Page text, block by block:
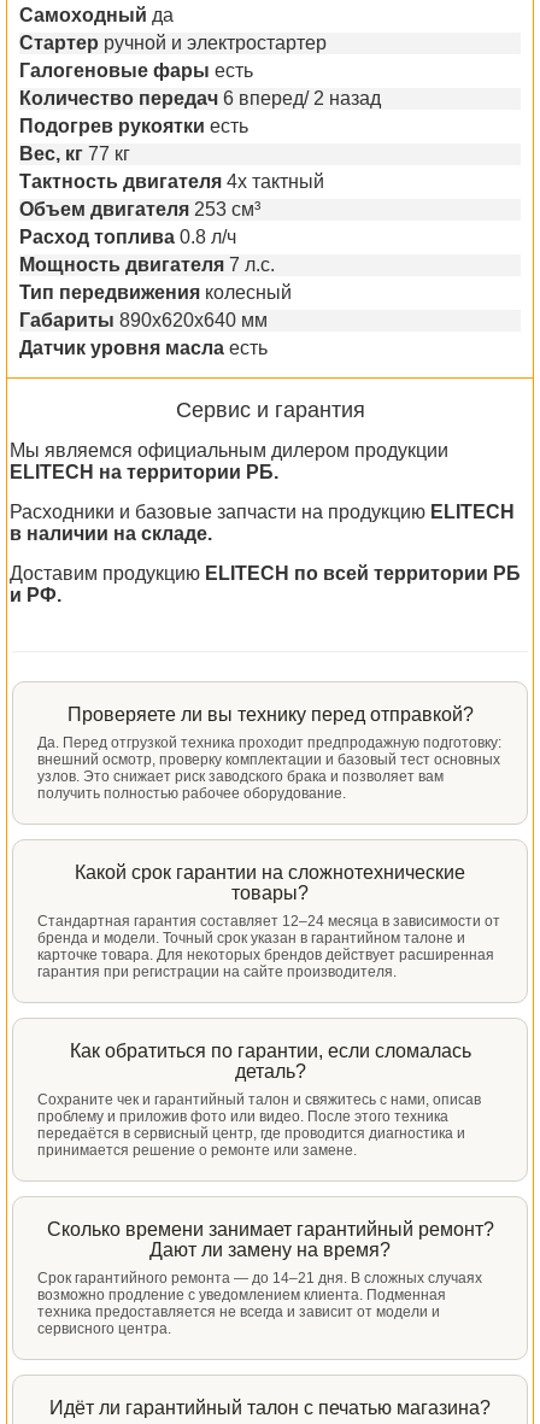
Самоходный да
Стартер ручной и электростартер
Галогеновые фары есть
Количество передач 6 вперед/ 2 назад
Подогрев рукоятки есть
Вес, кг 77 кг
Тактность двигателя 4х тактный
Объем двигателя 253 см³
Расход топлива 0.8 л/ч
Мощность двигателя 7 л.с.
Тип передвижения колесный
Габариты 890х620х640 мм
Датчик уровня масла есть
Сервис и гарантия
Мы являемся официальным дилером продукции
ELITECH на территории РБ.
Расходники и базовые запчасти на продукцию ELITECH
в наличии на складе.
Доставим продукцию ELITECH по всей территории РБ
и РФ.
Проверяете ли вы технику перед отправкой?
Да. Перед отгрузкой техника проходит предпродажную подготовку:
внешний осмотр, проверку комплектации и базовый тест основных
узлов. Это снижает риск заводского брака и позволяет вам
получить полностью рабочее оборудование.
Какой срок гарантии на сложнотехнические
товары?
Стандартная гарантия составляет 12–24 месяца в зависимости от
бренда и модели. Точный срок указан в гарантийном талоне и
карточке товара. Для некоторых брендов действует расширенная
гарантия при регистрации на сайте производителя.
Как обратиться по гарантии, если сломалась
деталь?
Сохраните чек и гарантийный талон и свяжитесь с нами, описав
проблему и приложив фото или видео. После этого техника
передаётся в сервисный центр, где проводится диагностика и
принимается решение о ремонте или замене.
Сколько времени занимает гарантийный ремонт?
Дают ли замену на время?
Срок гарантийного ремонта — до 14–21 дня. В сложных случаях
возможно продление с уведомлением клиента. Подменная
техника предоставляется не всегда и зависит от модели и
сервисного центра.
Идёт ли гарантийный талон с печатью магазина?